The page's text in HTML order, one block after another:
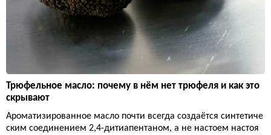
Трюфельное масло: почему в нём нет трюфеля и как это
скрывают
Ароматизированное масло почти всегда создаётся синтетиче
ским соединением 2,4-дитиапентаном, а не настоем настоя